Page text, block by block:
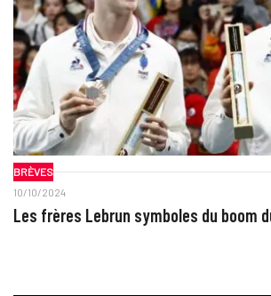
BRÈVES
10/10/2024
Les frères Lebrun symboles du boom